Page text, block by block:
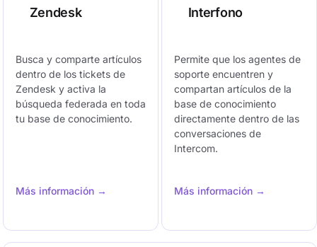
Zendesk
Busca y comparte artículos
dentro de los tickets de
Zendesk y activa la
búsqueda federada en toda
tu base de conocimiento.
Más información →
Interfono
Permite que los agentes de
soporte encuentren y
compartan artículos de la
base de conocimiento
directamente dentro de las
conversaciones de
Intercom.
Más información →